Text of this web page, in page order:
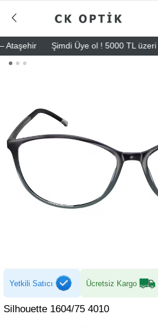
Şimdi Üye ol ! 5000 TL üzeri
Yetkili Satıcı Ücretsiz Kargo
Silhouette 1604/75 4010